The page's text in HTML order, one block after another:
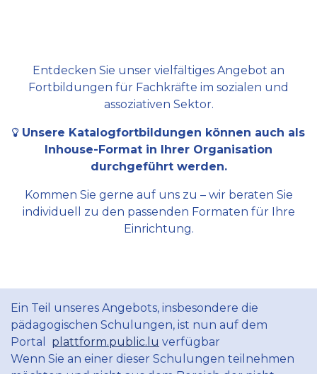
Entdecken Sie unser vielfältiges Angebot an
Fortbildungen für Fachkräfte im sozialen und
assoziativen Sektor.
Unsere Katalogfortbildungen können auch als
Inhouse-Format in Ihrer Organisation
durchgeführt werden.
Kommen Sie gerne auf uns zu – wir beraten Sie
individuell zu den passenden Formaten für Ihre
Einrichtung.
Ein Teil unseres Angebots, insbesondere die
pädagogischen Schulungen, ist nun auf dem
Portal plattform.public.lu verfügbar
Wenn Sie an einer dieser Schulungen teilnehmen